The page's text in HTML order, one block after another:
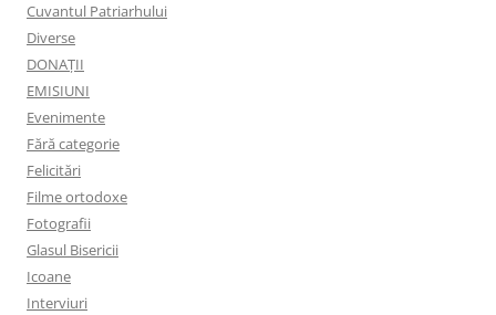
Cuvantul Patriarhului
Diverse
DONAȚII
EMISIUNI
Evenimente
Fără categorie
Felicitări
Filme ortodoxe
Fotografii
Glasul Bisericii
Icoane
Interviuri